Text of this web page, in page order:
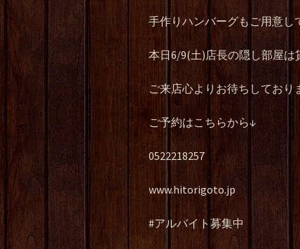
手作りハンバーグもご用意し
本日6/9(土)店長の隠し部屋は
ご来店心よりお待ちしており
ご予約はこちらから↓
0522218257
www.hitorigoto.jp
#アルバイト募集中